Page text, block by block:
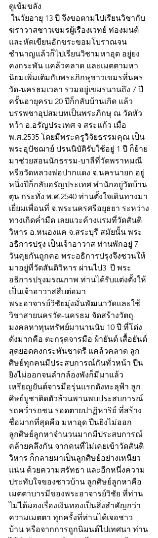
ดูเข้มขลัง
ฆราวาสชาวเขมรผู้เรืองเวทย์ ท่องมนต์
และหัดเขียนอักขระขอมโบราณจน
ชำนาญแล้วก็ไปเรียนวิชามหาอุด อยู่ยง
คงกระพัน แคล้วคลาด และเมตตามหา
นิยมเพิ่มเติมกับพระภิกษุชาวเขมรที่นคร
วัด-นครธมเวลา รวมอยู่เขมรนานถึง 7 ปี
ครั้นอายุครบ 20 ปีก็กลับบ้านเกิด แล้ว
บรรพชาอุปสมบทเป็นพระภิกษุ ณ วัดหัว
หว้า อ.อรัญประเทศ จ สระแก้ว เมื่อ
พ.ศ.2535 โดยมีพระครูวิจัยธรรมคุณ เป็น
พระอุปัชฌาย์ ปรนนิบัติรับใช้อยู่ 1 ปี ก็ย้าย
มาช่วยสอนนักธรรม-บาลีที่วัดพราหมณี
หรือวัดหลวงพ่อปากแดง จ.นครนายก อยู่
หนึ่งปีก็กลับอรัญประเทศ พำนักอยู่วัดบ้าน
ตุน กระทั่ง พ.ศ.2540 ท่านตั้งใจเดินทางมา
เยี่ยมเพื่อนที่ จ.พระนครศรีอยุธยา ระหว่าง
ทางเกิดค่ำมืด เลยแวะค้างแรมที่วัดสันติ
วิหาร อ.หนองแค จ.สระบุรี สมัยนั้น พระ
อธิการปรุง เป็นเจ้าอาวาส ท่านพักอยู่ 7
วันคุยกันถูกคอ พระอธิการปรุงจึงชวนให้
มาอยู่ที่วัดสันติวิหาร ผ่านไป3  ปี พระ
อธิการปรุงมรณภาพ ท่านได้รับแต่งตั้งให้
เป็นเจ้าอาวาสสืบต่อมา
พระอาจารย์วิชัยมุ่งมั่นพัฒนาวัดและใช้
วิชาสายนครวัด-นครธม จัดสร้างวัตถุ
มงคลหาทุนทรัพย์มานานนับ 10 ปี ที่โด่ง
ดังมากคือ ตะกรุดจารมือ ผ้ายันต์ เสื้อยันต์
สุดยอดคงกระพันชาตรี แคล้วคลาด ลูก
ศิษย์ทุกคนมีประสบการณ์กันทั่วหน้า ปืน
ยิงไม่ออกจนลำกล้องพังก็มีมาแล้ว
เหรียญยันต์จารมือรุ่นแรกดังทะลุฟ้า ลูก
ศิษย์บูชาติดตัวล้วนพานพบประสบการณ์
รถคว่ำรถชน รอดตายปาฏิหาริย์ ที่สร้าง
ชื่อมากที่สุดคือ มหาอุด ปืนยิงไม่ออก
ลูกศิษย์ลูกหาจำนวนมากมีประสบการณ์
คล้ายคลึงกัน จากคนที่ไม่เคยเข้าวัดสันติ
วิหาร ก็กลายมาเป็นลูกศิษย์อย่างเหนียว
แน่น ด้วยความศรัทธา และอีกหนึ่งความ
ประทับใจของชาวบ้าน ลูกศิษย์ลูกหาคือ
เมตตาบารมีของพระอาจารย์วิชัย ที่ท่าน
ไม่ได้มองเรื่องเงินทองเป็นสิ่งสำคัญกว่า
ความเมตตา ทุกครั้งที่ท่านได้เจอชาว
บ้าน หรือจากการถูกนิมนต์ไปเทศนา ท่าน